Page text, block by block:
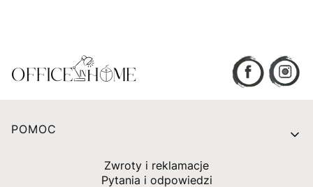
Linki w stopce
POMOC
Zwroty i reklamacje
Pytania i odpowiedzi